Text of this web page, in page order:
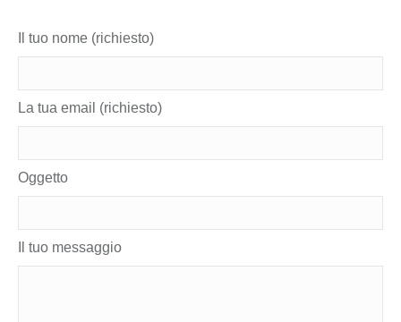
Il tuo nome (richiesto)
La tua email (richiesto)
Oggetto
Il tuo messaggio